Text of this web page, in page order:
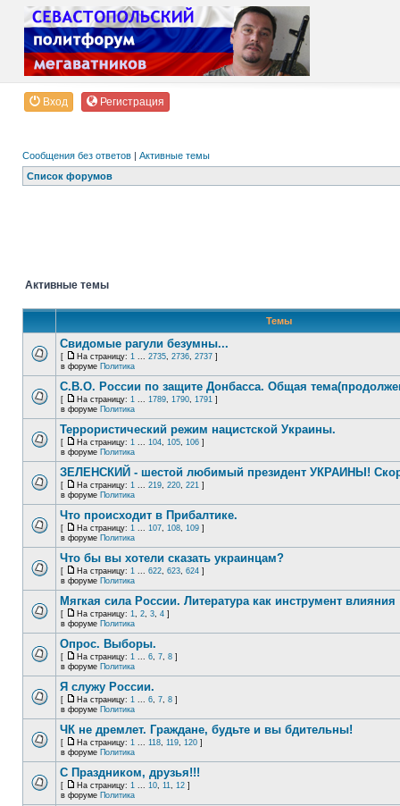
Вход Регистрация
Сообщения без ответов | Активные темы
Список форумов
Активные темы
Темы
Свидомые рагули безумны...
[ На страницу: 1 ... 2735, 2736, 2737 ]
в форуме Политика
С.В.О. России по защите Донбасса. Общая
[ На страницу: 1 ... 1789, 1790, 1791 ]
в форуме Политика
Террористический режим нацистской Украины.
[ На страницу: 1 ... 104, 105, 106 ]
в форуме Политика
ЗЕЛЕНСКИЙ - шестой любимый президент УКРАИНЫ!
[ На страницу: 1 ... 219, 220, 221 ]
в форуме Политика
Что происходит в Прибалтике.
[ На страницу: 1 ... 107, 108, 109 ]
в форуме Политика
Что бы вы хотели сказать украинцам?
[ На страницу: 1 ... 622, 623, 624 ]
в форуме Политика
Мягкая сила России. Литература как инструмент влияния
[ На страницу: 1, 2, 3, 4 ]
в форуме Политика
Опрос. Выборы.
[ На страницу: 1 ... 6, 7, 8 ]
в форуме Политика
Я служу России.
[ На страницу: 1 ... 6, 7, 8 ]
в форуме Политика
ЧК не дремлет. Граждане, будьте и вы бдительны!
[ На страницу: 1 ... 118, 119, 120 ]
в форуме Политика
С Праздником, друзья!!!
[ На страницу: 1 ... 10, 11, 12 ]
в форуме Политика